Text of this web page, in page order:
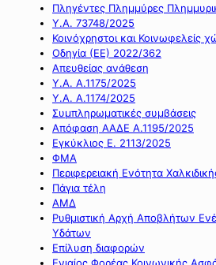
Πληγέντες Πλημμύρες
Υ.Α. 73748/2025
Κοινόχρηστοι και Κοινωφελείς
Οδηγία (ΕΕ) 2022/362
Απευθείας ανάθεση
Υ.Α. Α.1175/2025
Υ.Α. Α.1174/2025
Συμπληρωματικές συμβάσεις
Απόφαση ΑΑΔΕ Α.1195/2025
Εγκύκλιος Ε. 2113/2025
ΦΜΑ
Περιφερειακή Ενότητα
Πάγια τέλη
ΑΜΔ
Ρυθμιστική Αρχή Αποβλήτων
Υδάτων
Επίλυση διαφορών